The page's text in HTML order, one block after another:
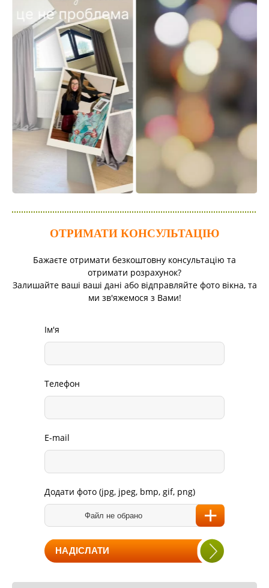
ОТРИМАТИ КОНСУЛЬТАЦІЮ
Бажаєте отримати безкоштовну консультацію та
отримати розрахунок?
Залишайте ваші ваші дані або відправляйте фото вікна, та
ми зв'яжемося з Вами!
Ім'я
Телефон
E-mail
Додати фото (jpg, jpeg, bmp, gif, png)
Файл не обрано